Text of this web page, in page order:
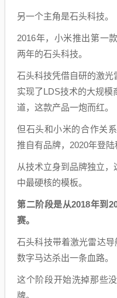
另一个主角是石头科技。
2016年，小米推出第一
两年的石头科技。
石头科技凭借自研的激
实现了LDS技术的大规
道，这款产品一炮而红。
但石头和小米的合作关
推自有品牌，2020年登陆
从技术立身到品牌独立
中最硬核的模板。
第二阶段是从2018年到
赛。
石头科技带着激光雷达
数字马达杀出一条血路。
这个阶段开始洗掉那些
牌。